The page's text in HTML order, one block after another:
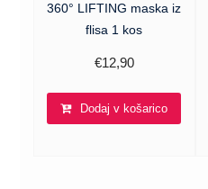
360° LIFTING maska iz
flisa 1 kos
€12,90
Dodaj v košarico